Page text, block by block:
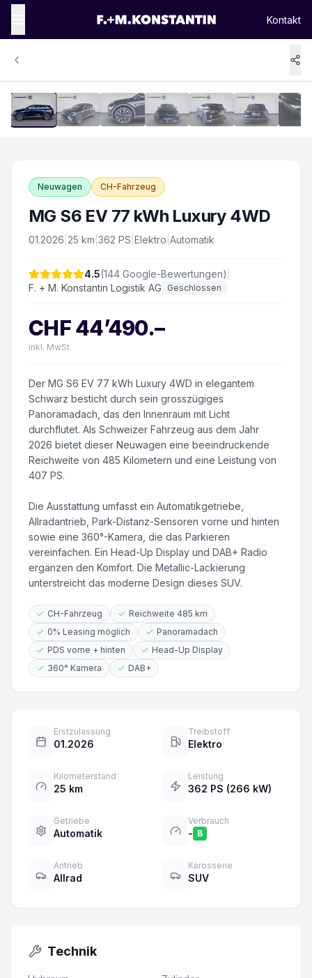
Kontakt
Neuwagen CH-Fahrzeug
MG S6 EV 77 kWh Luxury 4WD
01.2026 25 km 362 PS Elektro Automatik
4.5(144 Google-Bewertungen)
F. + M. Konstantin Logistik AG
Geschlossen
CHF44’490.–
inkl. MwSt.
Der MG S6 EV 77 kWh Luxury 4WD in elegantem
Schwarz besticht durch sein grosszügiges
Panoramadach, das den Innenraum mit Licht
durchflutet. Als Schweizer Fahrzeug aus dem Jahr
2026 bietet dieser Neuwagen eine beeindruckende
Reichweite von 485 Kilometern und eine Leistung von
407 PS.
Die Ausstattung umfasst ein Automatikgetriebe,
Allradantrieb, Park-Distanz-Sensoren vorne und hinten
sowie eine 360°-Kamera, die das Parkieren
vereinfachen. Ein Head-Up Display und DAB+ Radio
ergänzen den Komfort. Die Metallic-Lackierung
unterstreicht das moderne Design dieses SUV.
CH-Fahrzeug
Reichweite 485 km
0% Leasing möglich
Panoramadach
PDS vorne + hinten
Head-Up Display
360° Kamera
DAB+
Erstzulassung
01.2026
Treibstoff
Elektro
Kilometerstand
25 km
Leistung
362 PS (266 kW)
Getriebe
Automatik
Verbrauch
- B
Antrieb
Allrad
Karosserie
SUV
Technik